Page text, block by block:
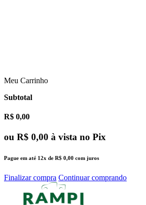
Meu Carrinho
Subtotal
R$ 0,00
ou R$ 0,00 à vista no Pix
Pague em até 12x de R$ 0,00 com juros
Finalizar compra Continuar comprando